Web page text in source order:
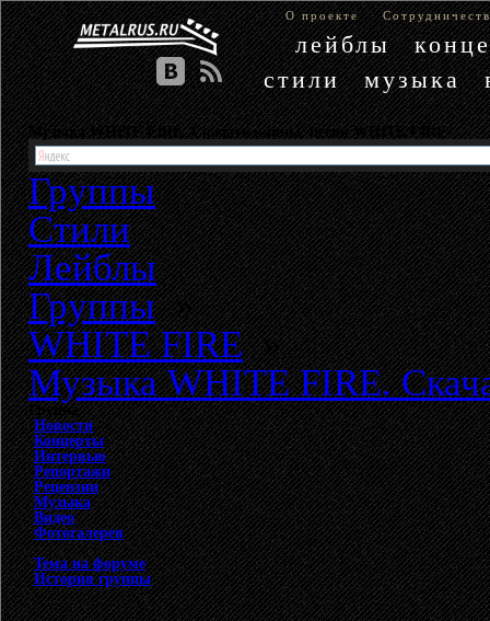
О проекте
лейблы
стили
музыка
Музыка WHITE FIRE. Скачать клипы, песни WHITE FIRE
Группы
Стили
Лейблы
Группы»
WHITE FIRE»
Музыка WHITE FIRE.
Группа
Новости
Концерты
Интервью
Репортажи
Рецензии
Музыка
Видео
Фотогалерея
Тема на форуме
История группы